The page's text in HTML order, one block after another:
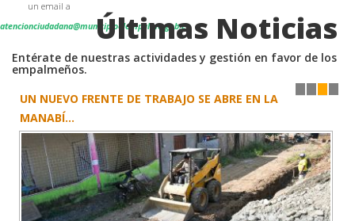
un email a
atencionciudadana@municipioelempalme.gob.ecÚltimas Noticias
Entérate de nuestras actividades y gestión en favor de los
empalmeños.
1 2 3
UN NUEVO FRENTE DE TRABAJO SE ABRE EN LA
MANABÍ...